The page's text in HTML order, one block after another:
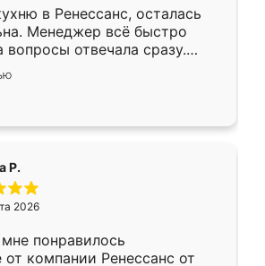
в Ренессанс, осталась
Менеджер всё быстро
вопросы отвечала сразу.
в субботу, подошёл к
ответственностью. Собрали
работали аккуратно, даже
Р.
2026
понравилось
компании Ренессанс от